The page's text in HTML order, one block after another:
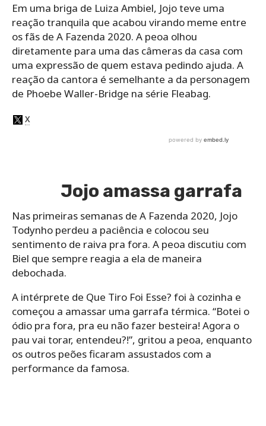
Em uma briga de Luiza Ambiel, Jojo teve uma
reação tranquila que acabou virando meme entre
os fãs de A Fazenda 2020. A peoa olhou
diretamente para uma das câmeras da casa com
uma expressão de quem estava pedindo ajuda. A
reação da cantora é semelhante a da personagem
de Phoebe Waller-Bridge na série Fleabag.
Jojo amassa garrafa
Nas primeiras semanas de A Fazenda 2020, Jojo
Todynho perdeu a paciência e colocou seu
sentimento de raiva pra fora. A peoa discutiu com
Biel que sempre reagia a ela de maneira
debochada.
A intérprete de Que Tiro Foi Esse? foi à cozinha e
começou a amassar uma garrafa térmica. “Botei o
ódio pra fora, pra eu não fazer besteira! Agora o
pau vai torar, entendeu?!”, gritou a peoa, enquanto
os outros peões ficaram assustados com a
performance da famosa.